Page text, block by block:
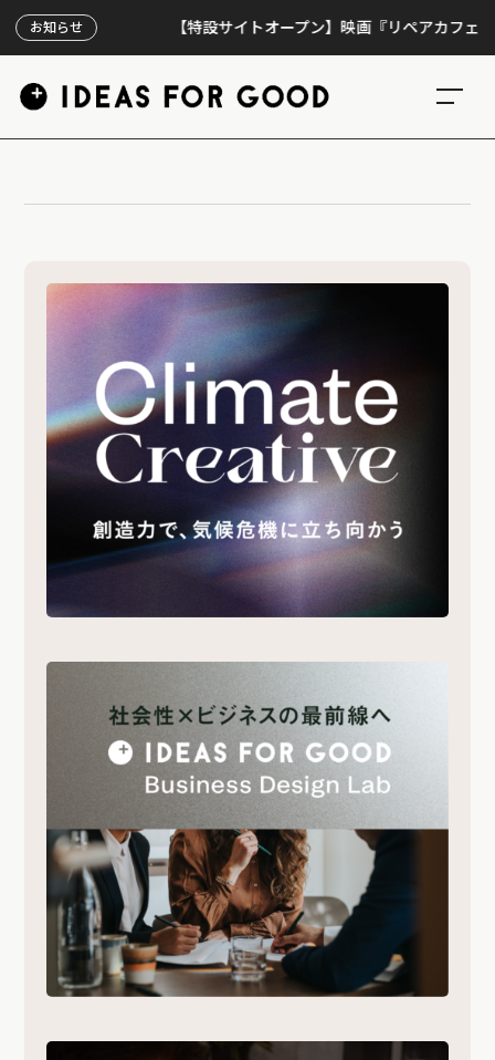
お知らせ 【特設サイトオープン】映画『リペアカフェ』、